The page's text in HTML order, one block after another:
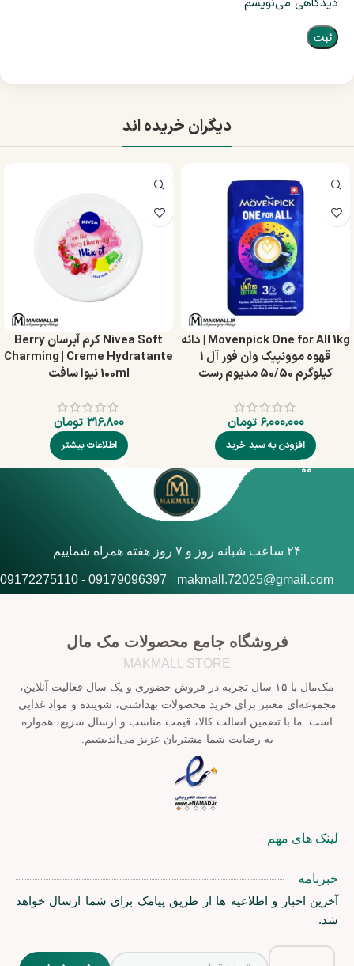
دیدگاهی می‌نویسم.
دیگران خریده اند
Movenpick One for All 1kg | دانه
قهوه موونپیک وان فور آل ۱
کیلوگرم 50/50 مدیوم رست
۶,۰۰۰,۰۰۰ تومان
افزودن به سبد خرید
Nivea Soft کرم آبرسان Berry
Charming | Creme Hydratante
100ml نیوا سافت
۳۱۶,۸۰۰ تومان
اطلاعات بیشتر
۲۴ ساعت شبانه روز و ۷ روز هفته همراه شماییم
makmall.72025@gmail.com
09179096397 - 09172275110
فروشگاه جامع محصولات مک مال
MAKMALL STORE
مک‌مال با ۱۵ سال تجربه در فروش حضوری و یک سال فعالیت آنلاین،
مجموعه‌ای معتبر برای خرید محصولات بهداشتی، شوینده و مواد غذایی
است. ما با تضمین اصالت کالا، قیمت مناسب و ارسال سریع، همواره
به رضایت شما مشتریان عزیز می‌اندیشیم.
لینک های مهم
خبرنامه
آخرین اخبار و اطلاعیه ها از طریق پیامک برای شما ارسال خواهد
شد.